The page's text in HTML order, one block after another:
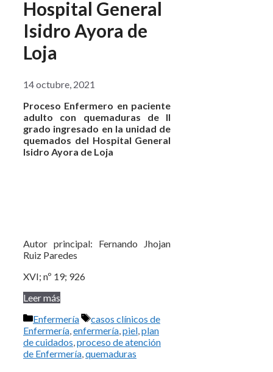
Hospital General
Isidro Ayora de
Loja
14 octubre, 2021
Proceso Enfermero en paciente
adulto con quemaduras de II
grado ingresado en la unidad de
quemados del Hospital General
Isidro Ayora de Loja
Autor principal: Fernando Jhojan
Ruiz Paredes
XVI; nº 19; 926
Leer más
Categorías
Enfermería Etiquetas
casos clínicos de
Enfermería,enfermería,piel,plan
de cuidados,proceso de atención
de Enfermería,quemaduras